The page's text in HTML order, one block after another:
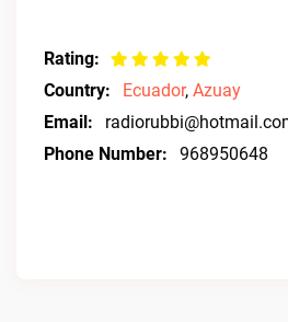
Rating:
Country:
Ecuador, Azuay
Email:
Phone Number:
968950648